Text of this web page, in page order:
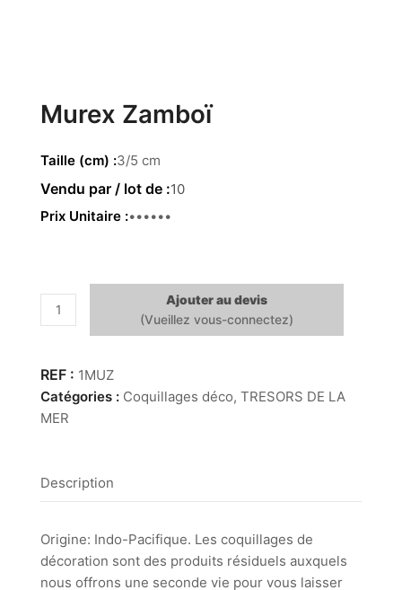
Murex Zamboï
Taille (cm) 3/5 cm
10
Prix Unitaire 2.92 €
quantité
de
Zamboï
Ajouter au devis
1MUZ
Catégories : Coquillages déco, TRESORS DE LA
MER
Description
Origine: Indo-Pacifique. Les coquillages de
décoration sont des produits résiduels auxquels
nous offrons une seconde vie pour vous laisser